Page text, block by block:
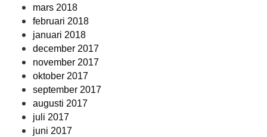
mars 2018
februari 2018
januari 2018
december 2017
november 2017
oktober 2017
september 2017
augusti 2017
juli 2017
juni 2017